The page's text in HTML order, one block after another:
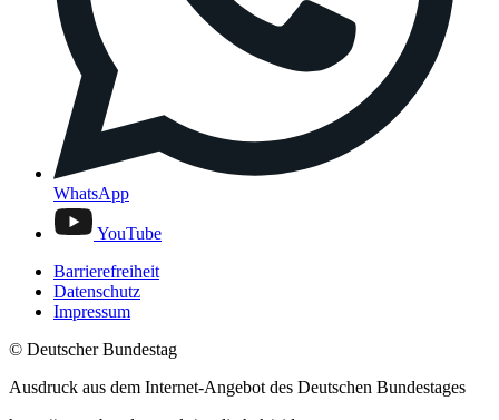
WhatsApp
YouTube
Barrierefreiheit
Datenschutz
Impressum
© Deutscher Bundestag
Ausdruck aus dem Internet-Angebot des Deutschen Bundestages